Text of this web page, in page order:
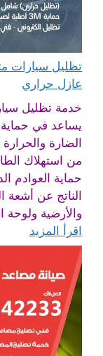
عازل حراري
خدمة تظليل
يساعد في
الضارة والحرارة
من استهلاك
حماية العوادم
الناتج عن
والأرضية ولوحة
اقرأ المزيد